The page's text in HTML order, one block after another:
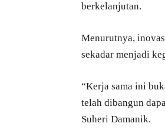
berkelanjutan.
Menurutnya,
sekadar menjadi
“Kerja sama ini
telah dibangun
Suheri Damanik.